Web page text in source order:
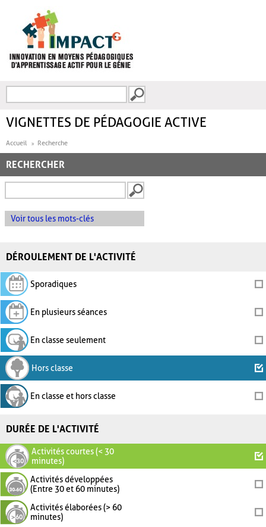
FORMULAIRE DE
VIGNETTES DE PÉDAGOGIE ACTIVE
Accueil Recherche
RECHERCHER
Voir tous les mots-clés
DÉROULEMENT DE L'ACTIVITÉ
Sporadiques
En plusieurs séances
En classe seulement
Hors classe
En classe et hors classe
DURÉE DE L'ACTIVITÉ
Activités courtes (< 30
minutes)
Activités développées
(Entre 30 et 60 minutes)
Activités élaborées (> 60
minutes)